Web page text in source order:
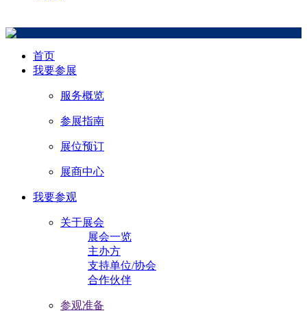
首页
我要参展
服务概览
参展指南
展位预订
展商中心
我要参观
关于展会
展会一览
主办方
支持单位/协会
合作伙伴
参观准备